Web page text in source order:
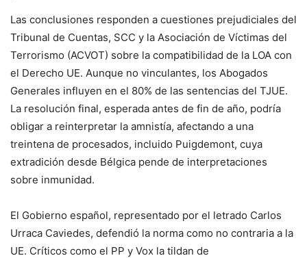
Las conclusiones responden a cuestiones prejudiciales del
Tribunal de Cuentas, SCC y la Asociación de Víctimas del
Terrorismo (ACVOT) sobre la compatibilidad de la LOA con
el Derecho UE. Aunque no vinculantes, los Abogados
Generales influyen en el 80% de las sentencias del TJUE.
La resolución final, esperada antes de fin de año, podría
obligar a reinterpretar la amnistía, afectando a una
treintena de procesados, incluido Puigdemont, cuya
extradición desde Bélgica pende de interpretaciones
sobre inmunidad.
El Gobierno español, representado por el letrado Carlos
Urraca Caviedes, defendió la norma como no contraria a la
UE. Críticos como el PP y Vox la tildan de